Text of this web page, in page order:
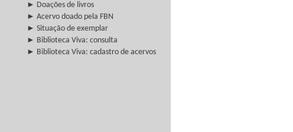
► Doações de livros
► Acervo doado pela FBN
► Situação de exemplar
► Biblioteca Viva: consulta
► Biblioteca Viva: cadastro de acervos